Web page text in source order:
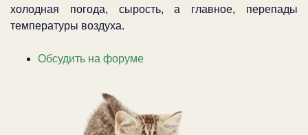
холодная погода, сырость, а главное, перепады
температуры воздуха.
Обсудить на форуме